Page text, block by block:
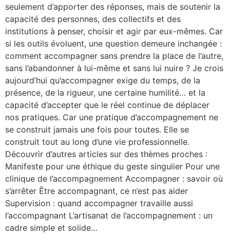
seulement d’apporter des réponses, mais de soutenir la
capacité des personnes, des collectifs et des
institutions à penser, choisir et agir par eux-mêmes. Car
si les outils évoluent, une question demeure inchangée :
comment accompagner sans prendre la place de l’autre,
sans l’abandonner à lui-même et sans lui nuire ? Je crois
aujourd’hui qu’accompagner exige du temps, de la
présence, de la rigueur, une certaine humilité… et la
capacité d’accepter que le réel continue de déplacer
nos pratiques. Car une pratique d’accompagnement ne
se construit jamais une fois pour toutes. Elle se
construit tout au long d’une vie professionnelle.
Découvrir d’autres articles sur des thèmes proches :
Manifeste pour une éthique du geste singulier Pour une
clinique de l’accompagnement Accompagner : savoir où
s’arrêter Être accompagnant, ce n’est pas aider
Supervision : quand accompagner travaille aussi
l’accompagnant L’artisanat de l’accompagnement : un
cadre simple et solide…